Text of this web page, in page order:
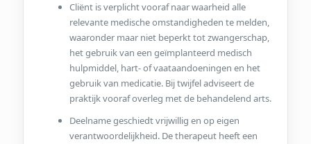
Cliënt is verplicht vooraf naar waarheid alle
relevante medische omstandigheden te melden,
waaronder maar niet beperkt tot zwangerschap,
het gebruik van een geïmplanteerd medisch
hulpmiddel, hart- of vaataandoeningen en het
gebruik van medicatie. Bij twijfel adviseert de
praktijk vooraf overleg met de behandelend arts.
Deelname geschiedt vrijwillig en op eigen
verantwoordelijkheid. De therapeut heeft een